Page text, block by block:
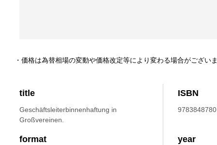
title
Geschäftsleiterbinnenhaftung in
Großvereinen.
ISBN
format year
・価格は為替相場の変動や価格改定等により変わる場合がござい